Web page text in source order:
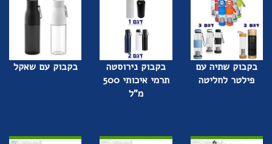
בקבוק שתיה עם
פילטר לחליטה
בקבוק נירוסטה
תרמי איכותי 500
מ"ל
בקבוק עם שאקל